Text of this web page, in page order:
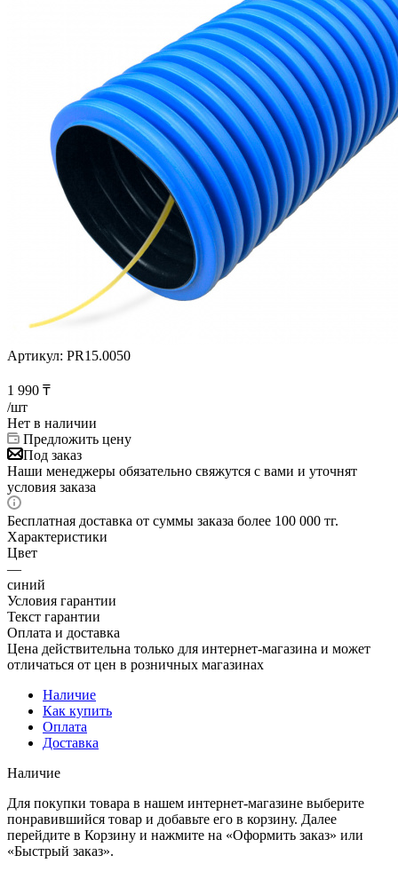
Артикул: PR15.0050
1 990 ₸
/шт
Нет в наличии
Предложить цену
Под заказ
Наши менеджеры обязательно свяжутся с вами и уточнят
условия заказа
Бесплатная доставка от суммы заказа более 100 000 тг.
Характеристики
Цвет
—
синий
Условия гарантии
Текст гарантии
Оплата и доставка
Цена действительна только для интернет-магазина и может
отличаться от цен в розничных магазинах
Наличие
Как купить
Оплата
Доставка
Наличие
Для покупки товара в нашем интернет-магазине выберите
понравившийся товар и добавьте его в корзину. Далее
перейдите в Корзину и нажмите на «Оформить заказ» или
«Быстрый заказ».